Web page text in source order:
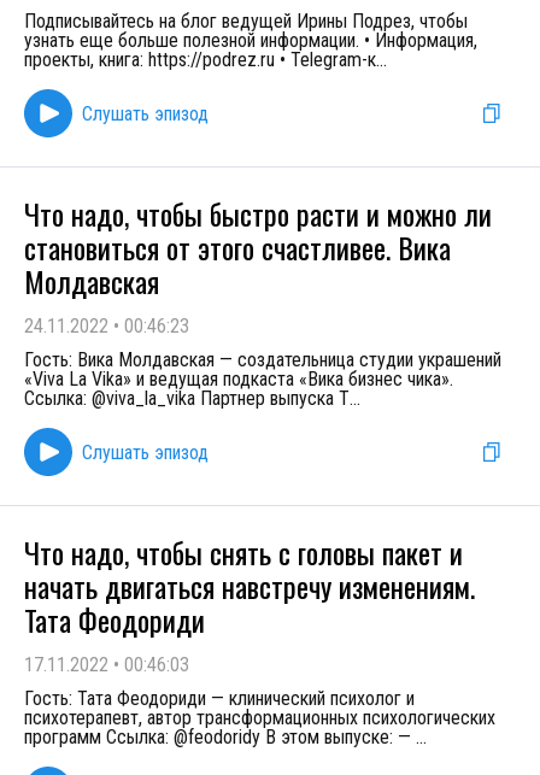
Подписывайтесь на блог ведущей Ирины Подрез, чтобы
узнать еще больше полезной информации. • Информация,
проекты, книга: https://podrez.ru • Telegram-к...
Слушать эпизод
Что надо, чтобы быстро расти и можно ли
становиться от этого счастливее. Вика
Молдавская
24.11.2022 • 00:46:23
Гость: Вика Молдавская — создательница студии украшений
«Viva La Vika» и ведущая подкаста «Вика бизнес чика».
Ссылка: @viva_la_vika Партнер выпуска Т...
Слушать эпизод
Что надо, чтобы снять с головы пакет и
начать двигаться навстречу изменениям.
Тата Феодориди
17.11.2022 • 00:46:03
Гость: Тата Феодориди — клинический психолог и
психотерапевт, автор трансформационных психологических
программ Ссылка: @feodoridy В этом выпуске: — ...